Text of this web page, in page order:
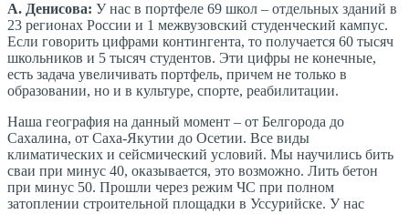
А. Денисова: У нас в портфеле 69 школ – отдельных зданий в
23 регионах России и 1 межвузовский студенческий кампус.
Если говорить цифрами контингента, то получается 60 тысяч
школьников и 5 тысяч студентов. Эти цифры не конечные,
есть задача увеличивать портфель, причем не только в
образовании, но и в культуре, спорте, реабилитации.
Наша география на данный момент – от Белгорода до
Сахалина, от Саха-Якутии до Осетии. Все виды
климатических и сейсмический условий. Мы научились бить
сваи при минус 40, оказывается, это возможно. Лить бетон
при минус 50. Прошли через режим ЧС при полном
затоплении строительной площадки в Уссурийске. У нас